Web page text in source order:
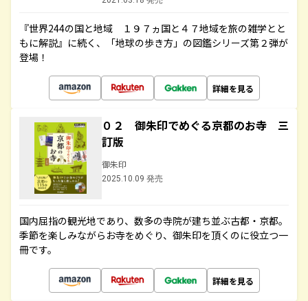
『世界244の国と地域 １９７ヵ国と４７地域を旅の雑学とと
もに解説』に続く、「地球の歩き方」の図鑑シリーズ第２弾が
登場！
詳細を見る
０２ 御朱印でめぐる京都のお寺 三
訂版
御朱印
2025.10.09 発売
国内屈指の観光地であり、数多の寺院が建ち並ぶ古都・京都。
季節を楽しみながらお寺をめぐり、御朱印を頂くのに役立つ一
冊です。
詳細を見る